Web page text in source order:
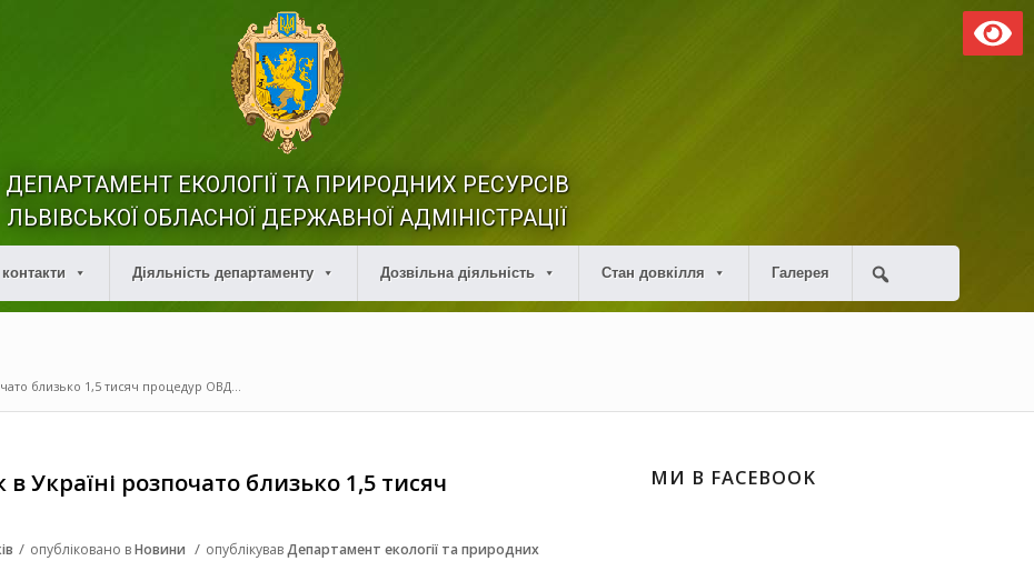
ДЕПАРТАМЕНТ ЕКОЛОГІЇ ТА ПРИРОДНИХ РЕСУРСІВ
ЛЬВІВСЬКОЇ ОБЛАСНОЇ ДЕРЖАВНОЇ АДМІНІСТРАЦІЇ
Діяльність департаменту Дозвільна діяльність Стан довкілля Галерея
близько 1,5 тисяч процедур ОВД...
Україні розпочато близько 1,5 тисяч
/ опубліковано вНовини / опублікувавДепартамент екології та природних
МИ В FACEBOOK